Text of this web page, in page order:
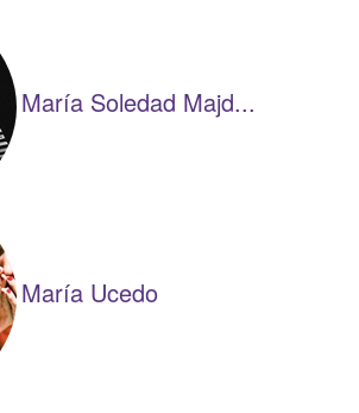
María Soledad Majd...
María Ucedo